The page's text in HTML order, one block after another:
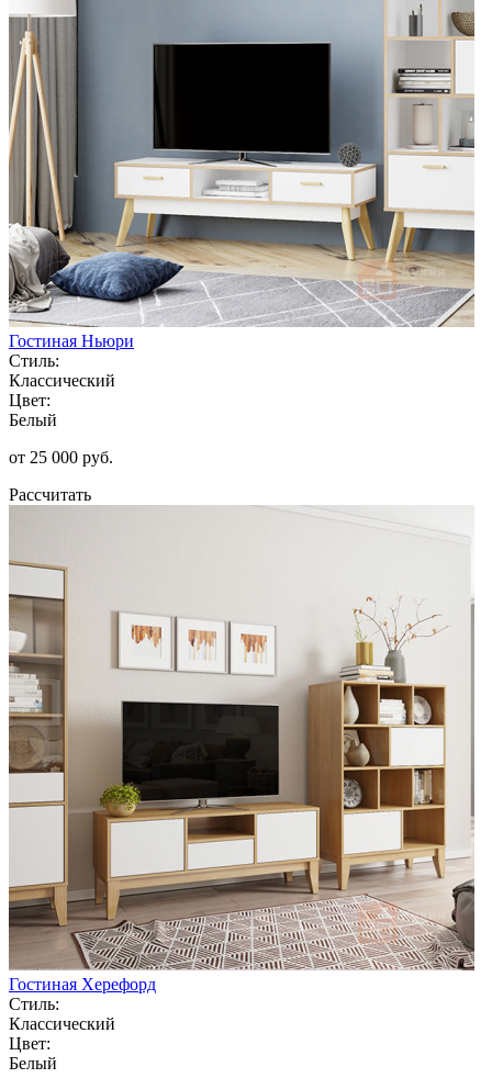
Гостиная Ньюри
Стиль:
Классический
Цвет:
Белый
от 25 000 руб.
Рассчитать
Гостиная Херефорд
Стиль:
Классический
Цвет:
Белый